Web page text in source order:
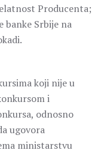
Producenta;
banke Srbije na
koji nije u
i
odnosno
ugovora
ministarstvu